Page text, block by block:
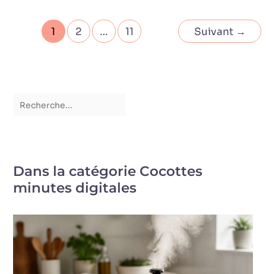
1 2 … 11 Suivant →
Dans la catégorie Cocottes
minutes digitales